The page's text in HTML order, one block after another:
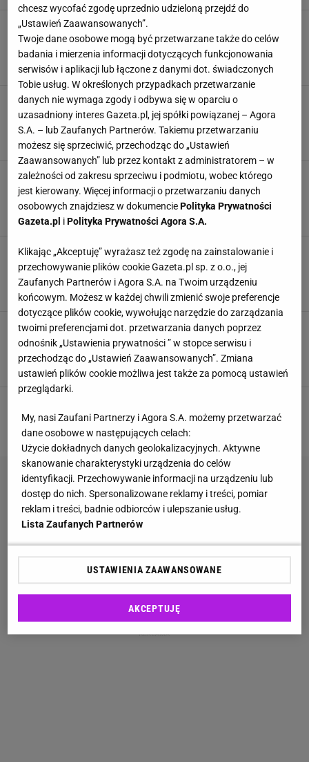
"Milionerzy". Żadna odpowiedź nie była
poprawna. Kaszubi wystosowali pismo:
Stanowczo protestujemy
MILIONERZY NEWS PROGRAM TV TELETURNIEJ
Julia Wieniawa wybuczana w "Mam Talent".
Widzowie skrytykowali jej gust. Szybko
zmieniła decyzję
JULIA WIENIAWA MAM TALENT TELEWIZJA
Jako 2,5-latka wystąpiła w "Superniani". Teraz
nazywa się "ofiarą programu". Dorota Zawadzka
komentuje
DOROTA ZAWADZKA DZIECI SUPERNIANIA
"Hotel Paradise" powraca. Znamy kolejnych
uczestników programu. Niektóre zasady
zostały zmienione
HOTEL PARADISE KLAUDIA EL DURSI NEWS PROGRAM TV
Joanna Jędrzejczyk miała zagrać w znanym
serialu TVN. Plany pokrzyżowała jej polityka i
praca w TVP
GWIAZDY JOANNA JĘDRZEJCZYK NEWS SKAZANA
2 3 NASTĘPNA
chcesz wycofać zgodę uprzednio udzieloną przejdź do
„Ustawień Zaawansowanych”.
Twoje dane osobowe mogą być przetwarzane także do celów
badania i mierzenia informacji dotyczących funkcjonowania
serwisów i aplikacji lub łączone z danymi dot. świadczonych
Tobie usług. W określonych przypadkach przetwarzanie
danych nie wymaga zgody i odbywa się w oparciu o
uzasadniony interes Gazeta.pl, jej spółki powiązanej – Agora
S.A. – lub Zaufanych Partnerów. Takiemu przetwarzaniu
możesz się sprzeciwić, przechodząc do „Ustawień
Zaawansowanych” lub przez kontakt z administratorem – w
zależności od zakresu sprzeciwu i podmiotu, wobec którego
jest kierowany. Więcej informacji o przetwarzaniu danych
osobowych znajdziesz w dokumenciePolityka Prywatności
Gazeta.pl iPolityka Prywatności Agora S.A.
Klikając „Akceptuję” wyrażasz też zgodę na zainstalowanie i
przechowywanie plików cookie Gazeta.pl sp. z o.o., jej
Zaufanych Partnerów i Agora S.A. na Twoim urządzeniu
końcowym. Możesz w każdej chwili zmienić swoje preferencje
dotyczące plików cookie, wywołując narzędzie do zarządzania
twoimi preferencjami dot. przetwarzania danych poprzez
odnośnik „Ustawienia prywatności ” w stopce serwisu i
przechodząc do „Ustawień Zaawansowanych”. Zmiana
ustawień plików cookie możliwa jest także za pomocą ustawień
przeglądarki.
My, nasi Zaufani Partnerzy i Agora S.A. możemy przetwarzać
dane osobowe w następujących celach:
Użycie dokładnych danych geolokalizacyjnych. Aktywne
skanowanie charakterystyki urządzenia do celów
identyfikacji. Przechowywanie informacji na urządzeniu lub
dostęp do nich. Spersonalizowane reklamy i treści, pomiar
reklam i treści, badnie odbiorców i ulepszanie usług.
Lista Zaufanych Partnerów
USTAWIENIA ZAAWANSOWANE
AKCEPTUJĘ